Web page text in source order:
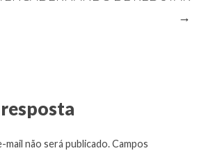
→
mail não será publicado.Campos